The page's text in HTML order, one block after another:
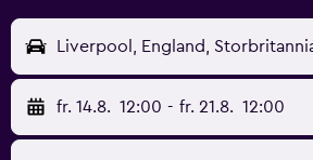
Liverpool, England,
fr. 14.8. 12:00 - fr. 21.8. 12:00